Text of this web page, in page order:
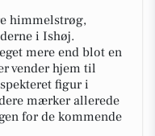
himmelstrøg,
i Ishøj.
mere end blot en
vender hjem til
figur i
mærker allerede
for de kommende